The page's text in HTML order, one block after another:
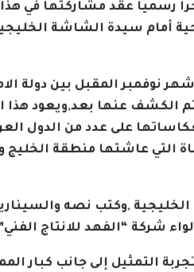
رسميا عقد مشاركتها في هذا
أمام سيدة الشاشة
نوفمبر المقبل بين دولة
الكشف عنها بعد,ويعود هذا
على عدد من الدول
والمُعاناة التي عاشتها منطقة
,وكتب نصه
شركة “الفهد للانتاج
التمثيل إلى جانب كبار